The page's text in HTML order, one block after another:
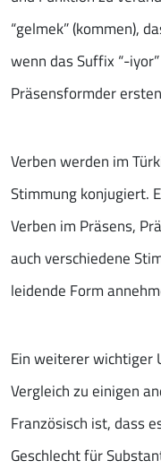
“gelmek” (kommen),
wenn das Suffix “-
Präsensformder
Verben werden im
Stimmung konjugiert.
Verben im Präsens,
auch verschiedene
leidende Form
Ein weiterer wichtiger
Vergleich zu einigen
Französisch ist, dass
Geschlecht für